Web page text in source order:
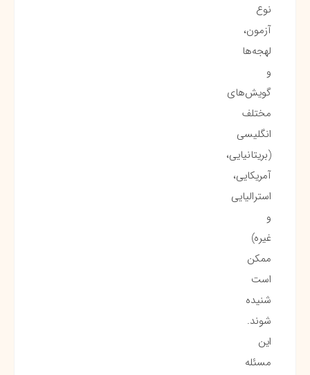
نوع
آزمون،
لهجه‌ها
و
گویش‌های
مختلف
انگلیسی
(بریتانیایی،
آمریکایی،
استرالیایی
و
غیره)
ممکن
است
شنیده
شوند.
این
مسئله